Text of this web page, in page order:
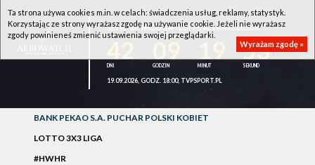
1KS ŚLĘZA WROCŁAW - LOTTO AZS UMCS LUBLIN
53
19.09.2026, GODZ. 18:00, TVPSPORT.PL
BANK PEKAO S.A. PUCHAR POLSKI KOBIET
LOTTO 3X3 LIGA
#HWHR
Ta strona używa cookies m.in. w celach: świadczenia usług, reklamy, statystyk.
Korzystając ze strony wyrażasz zgodę na używanie cookie. Jeżeli nie wyrażasz
zgody powinieneś zmienić ustawienia swojej przeglądarki.
Wyrażam zgodę »